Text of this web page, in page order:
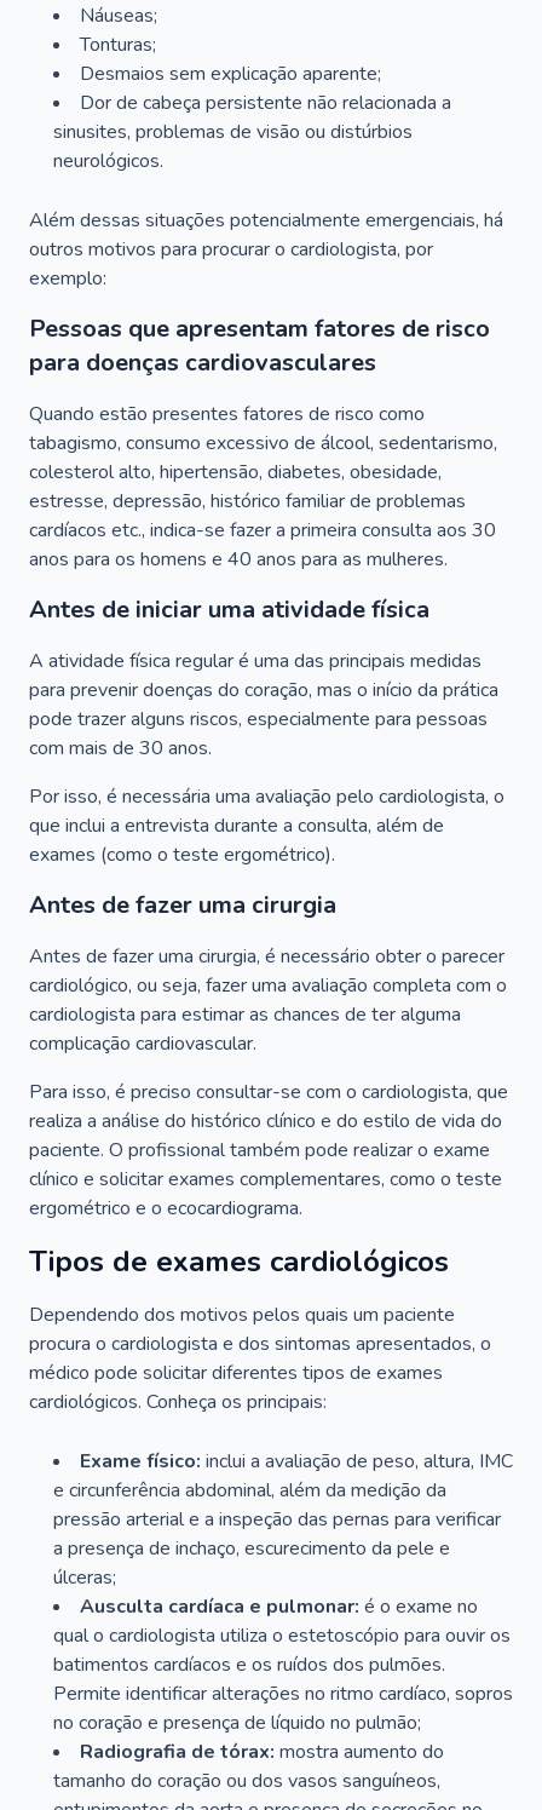
Náuseas;
Tonturas;
Desmaios sem explicação aparente;
Dor de cabeça persistente não relacionada a
sinusites, problemas de visão ou distúrbios
neurológicos.
Além dessas situações potencialmente emergenciais, há
outros motivos para procurar o cardiologista, por
exemplo:
Pessoas que apresentam fatores de risco
para doenças cardiovasculares
Quando estão presentes fatores de risco como
tabagismo, consumo excessivo de álcool, sedentarismo,
colesterol alto, hipertensão, diabetes, obesidade,
estresse, depressão, histórico familiar de problemas
cardíacos etc., indica-se fazer a primeira consulta aos 30
anos para os homens e 40 anos para as mulheres.
Antes de iniciar uma atividade física
A atividade física regular é uma das principais medidas
para prevenir doenças do coração, mas o início da prática
pode trazer alguns riscos, especialmente para pessoas
com mais de 30 anos.
Por isso, é necessária uma avaliação pelo cardiologista, o
que inclui a entrevista durante a consulta, além de
exames (como o teste ergométrico).
Antes de fazer uma cirurgia
Antes de fazer uma cirurgia, é necessário obter o parecer
cardiológico, ou seja, fazer uma avaliação completa com o
cardiologista para estimar as chances de ter alguma
complicação cardiovascular.
Para isso, é preciso consultar-se com o cardiologista, que
realiza a análise do histórico clínico e do estilo de vida do
paciente. O profissional também pode realizar o exame
clínico e solicitar exames complementares, como o teste
ergométrico e o ecocardiograma.
Tipos de exames cardiológicos
Dependendo dos motivos pelos quais um paciente
procura o cardiologista e dos sintomas apresentados, o
médico pode solicitar diferentes tipos de exames
cardiológicos. Conheça os principais:
Exame físico: inclui a avaliação de peso, altura, IMC
e circunferência abdominal, além da medição da
pressão arterial e a inspeção das pernas para verificar
a presença de inchaço, escurecimento da pele e
úlceras;
Ausculta cardíaca e pulmonar: é o exame no
qual o cardiologista utiliza o estetoscópio para ouvir os
batimentos cardíacos e os ruídos dos pulmões.
Permite identificar alterações no ritmo cardíaco, sopros
no coração e presença de líquido no pulmão;
Radiografia de tórax: mostra aumento do
tamanho do coração ou dos vasos sanguíneos,